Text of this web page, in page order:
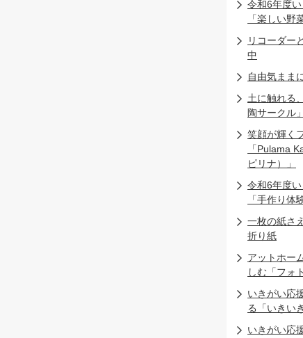
令和6年度
「楽しい野
リコーダー
中
自由気まま
土に触れる
陶サークル」
笑顔が輝く
「Pulama
ピリナ）」
令和6年度
「手作り体
一枚の紙さ
折り紙
アットホー
しむ「フォ
いきがい応
る「いきい
いきがい応